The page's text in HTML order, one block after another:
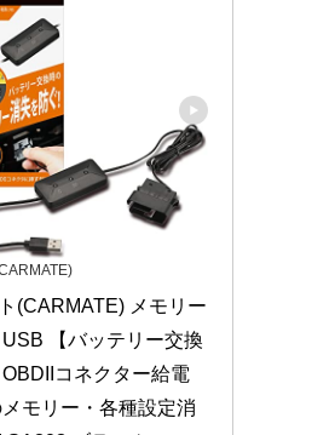
(CARMATE) メモリー
【バッテリー交換
コネクター給電
モリー・各種設定消